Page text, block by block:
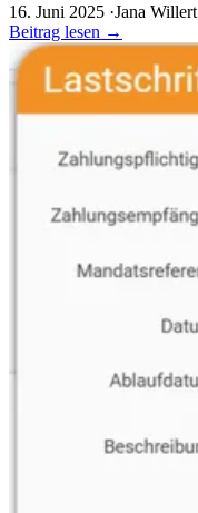
16. Juni 2025 ·Jana Willert
Beitrag lesen →